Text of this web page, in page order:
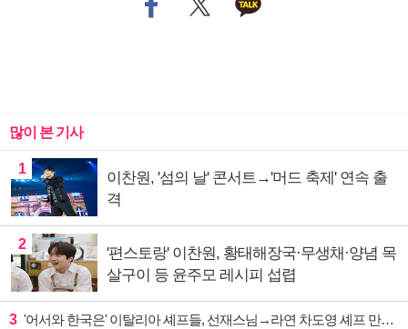
많이 본 기사
1
이찬원, '섬의 날' 콘서트→'머드 축제' 연속 출
격
2
'편스토랑' 이찬원, 황태해장국·무생채·양념 목
살구이 등 윤주모 레시피 섭렵
3 '어서와 한국은' 이탈리아 셰프들, 선재스님→라연 차도영 셰프 만난다